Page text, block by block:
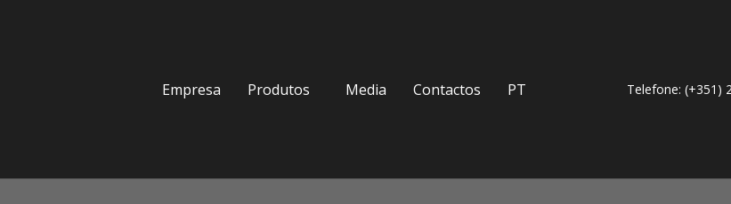
Empresa Produtos Media Contactos PT Telefone: (+351)